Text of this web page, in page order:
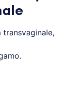
transvaginale,